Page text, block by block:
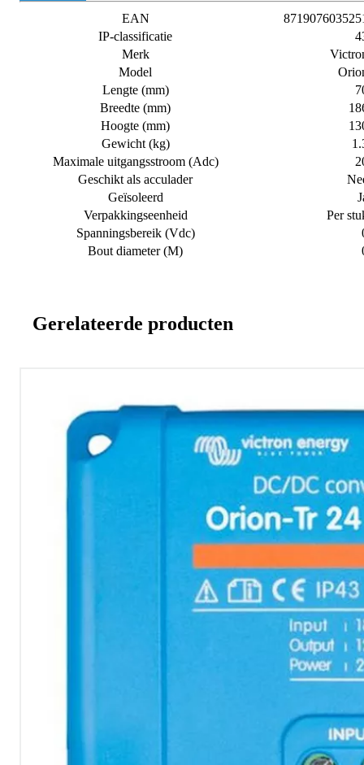
EAN
IP-classificatie
Merk
Model
Lengte (mm)
Breedte (mm)
Hoogte (mm)
Gewicht (kg)
Maximale uitgangsstroom (Adc)
Geschikt als acculader
Geïsoleerd
Verpakkingseenheid
Per
Spanningsbereik (Vdc)
Bout diameter (M)
Gerelateerde producten